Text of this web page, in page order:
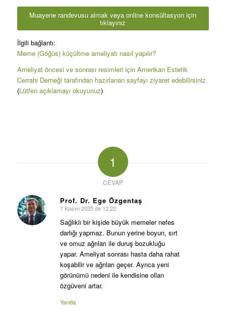
Muayene randevusu almak veya online konsültasyon için
tıklayınız
İlgili bağlantı:
Meme (Göğüs) küçültme ameliyatı nasıl yapılır?
Ameliyat öncesi ve sonrası resimleri için Amerikan Estetik
Cerrahi Derneği tarafından hazırlanan sayfayı ziyaret edebilirsiniz.
(Lütfen açıklamayı okuyunuz)
1
CEVAP
Prof. Dr. Ege Özgentaş
says:
7 Kasım 2025 de 12:22
Sağlıklı bir kişide büyük memeler nefes
darlığı yapmaz. Bunun yerine boyun, sırt
ve omuz ağrıları ile duruş bozukluğu
yapar. Ameliyat sonrası hasta daha rahat
koşabilir ve ağrıları geçer. Ayrıca yeni
görünümü nedeni ile kendisine ollan
özgüveni artar.
Yanıtla